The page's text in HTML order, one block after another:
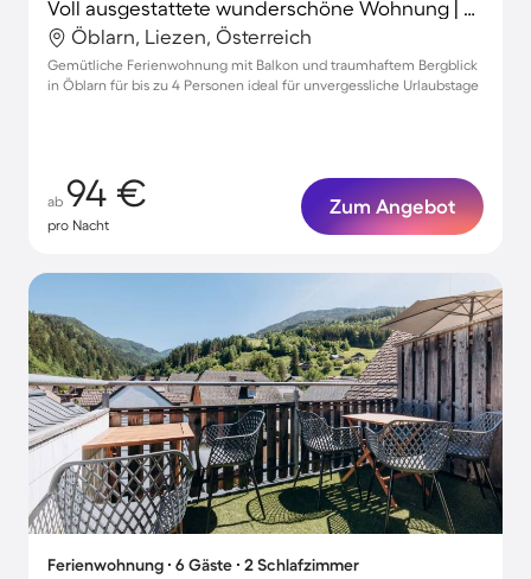
Voll ausgestattete wunderschöne Wohnung | Bergblick
Öblarn, Liezen, Österreich
Gemütliche Ferienwohnung mit Balkon und traumhaftem Bergblick
in Öblarn für bis zu 4 Personen ideal für unvergessliche Urlaubstage
ab 94 €
pro Nacht
Zum Angebot
Ferienwohnung ∙ 6 Gäste ∙ 2 Schlafzimmer